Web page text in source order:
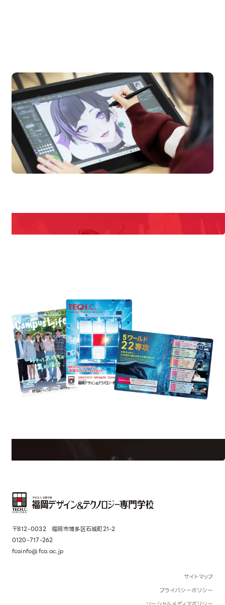
Campus
Information
〒812-0032 福岡市博多区石城町21-2
0120-717-262
fcainfo@fca.ac.jp
サイトマップ
プライバシーポリシー